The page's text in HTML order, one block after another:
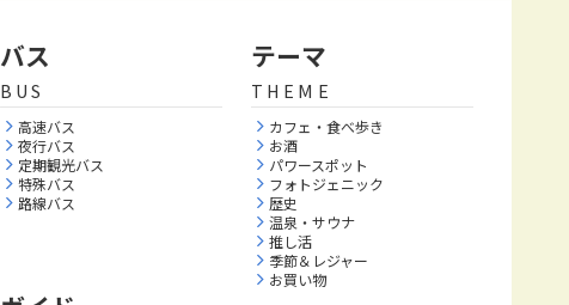
バス
BUS
高速バス
夜行バス
定期観光バス
特殊バス
路線バス
テーマ
THEME
カフェ・食べ歩き
お酒
パワースポット
フォトジェニック
歴史
温泉・サウナ
推し活
季節＆レジャー
お買い物